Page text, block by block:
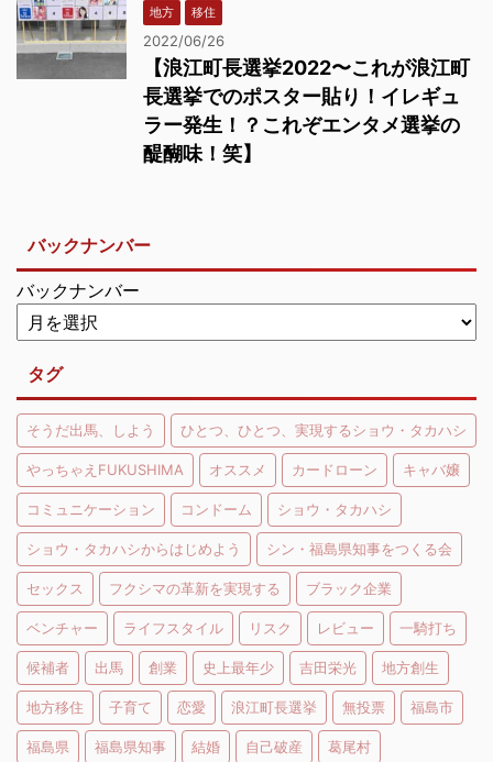
地方
移住
2022/06/26
【浪江町長選挙2022〜これが浪江町
長選挙でのポスター貼り！イレギュ
ラー発生！？これぞエンタメ選挙の
醍醐味！笑】
バックナンバー
バックナンバー
タグ
そうだ出馬、しよう ひとつ、ひとつ、実現するショウ・タカハシ
やっちゃえFUKUSHIMA オススメ カードローン キャバ嬢
コミュニケーション コンドーム ショウ・タカハシ
ショウ・タカハシからはじめよう シン・福島県知事をつくる会
セックス フクシマの革新を実現する ブラック企業
ベンチャー ライフスタイル リスク レビュー 一騎打ち
候補者 出馬 創業 史上最年少 吉田栄光 地方創生
地方移住 子育て 恋愛 浪江町長選挙 無投票 福島市
福島県 福島県知事 結婚 自己破産 葛尾村